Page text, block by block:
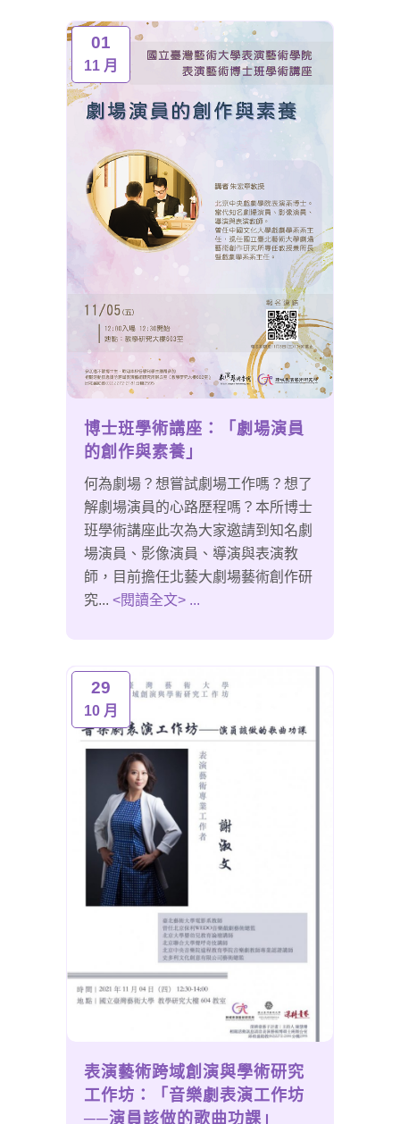
01
11 月
博士班學術講座：「劇場演員
的創作與素養」
何為劇場？想嘗試劇場工作嗎？想了
解劇場演員的心路歷程嗎？本所博士
班學術講座此次為大家邀請到知名劇
場演員、影像演員、導演與表演教
師，目前擔任北藝大劇場藝術創作研
究... <閱讀全文> ...
29
10 月
表演藝術跨域創演與學術研究
工作坊：「音樂劇表演工作坊
──演員該做的歌曲功課」